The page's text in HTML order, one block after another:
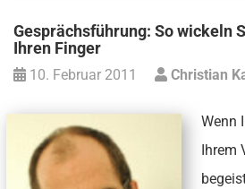
Gesprächsführung: So wickeln
Ihren Finger
10. Februar 2011 Christian
Wenn
Ihrem